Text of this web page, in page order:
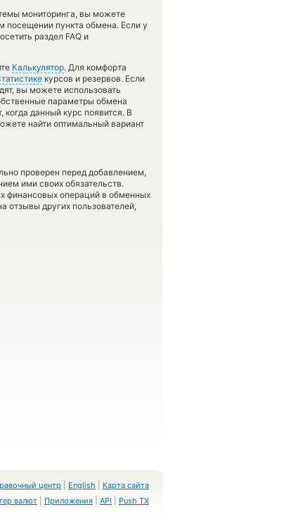
мониторинга, вы можете
посещении пункта обмена. Если у
раздел FAQ и
Калькулятор. Для комфорта
курсов и резервов. Если
вы можете использовать
параметры обмена
данный курс появится. В
найти оптимальный вариант
проверен перед добавлением,
ими своих обязательств.
финансовых операций в обменных
отзывы других пользователей,
центр English
Карта сайта
валют
Приложения API Push TX